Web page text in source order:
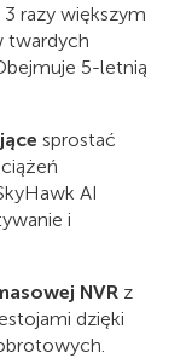
razy większym
twardych
5-letnią
sprostać
AI
i
NVR z
dzięki